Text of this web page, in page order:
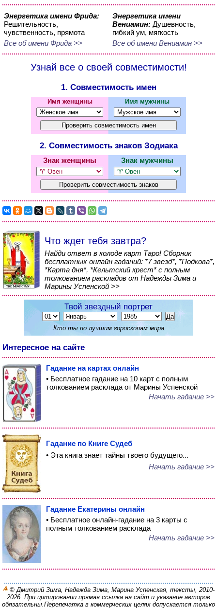
Энергетика имени Фрида:
Решительность,
чувственность, прямота
Все об имени Фрида >>
Энергетика имени
Вениамин: Душевность,
гибкий ум, мягкость
Все об имени Вениамин >>
Узнай все о своей совместимости!
1. Совместимость имен
Имя женщины Имя мужчины
2. Совместимость знаков Зодиака
Знак женщины Знак мужчины
Что ждет тебя завтра?
Найди ответ в колоде карт Таро! Сборник
бесплатных онлайн гаданий: *7 звезд*, *Подкова*,
*Карта дня*, *Кельтский крест* с полным
толкованием раскладов от Надежды Зима и
Марины Успенской >>
Твой звездный портрет
Кто ты по лучшим гороскопам мира
Интересное на сайте
Гадание на картах онлайн
• Бесплатное гадание на 10 карт с полным
толкованием расклада от Марины Успенской
Начать гадание >>
Гадание по Книге Судеб
• Эта книга знает тайны твоего будущего...
Начать гадание >>
Гадание Екатерины онлайн
• Бесплатное онлайн-гадание на 3 карты с
полным толкованием расклада
Начать гадание >>
© Дмитрий Зима, Надежда Зима, Марина Успенская, тексты, 2010-
2026. При цитировании прямая ссылка на сайт и указание авторов
обязательны.Перепечатка в коммерческих целях допускается только